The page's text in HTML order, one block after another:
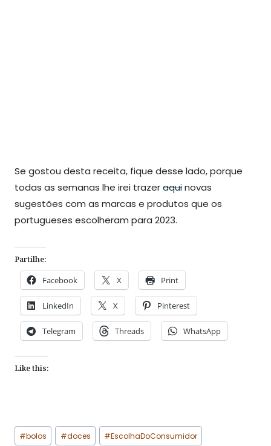
Se gostou desta receita, fique desse lado, porque
todas as semanas lhe irei trazeraquinovas
sugestões com as marcas e produtos que os
portugueses escolheram para 2023.
Partilhe:
Facebook X Print
LinkedIn X Pinterest
Telegram Threads WhatsApp
Like this:
Post
#bolos #doces #EscolhaDoConsumidor